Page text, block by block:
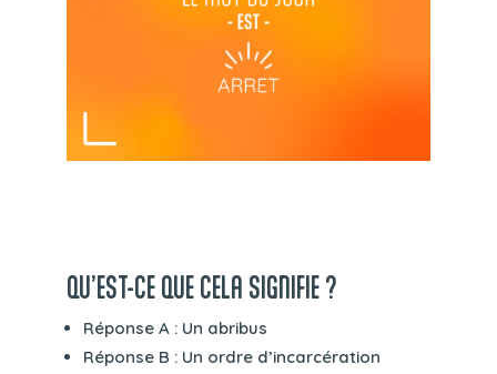
QU’EST-CE QUE CELA SIGNIFIE ?
Réponse A : Un abribus
Réponse B : Un ordre d’incarcération